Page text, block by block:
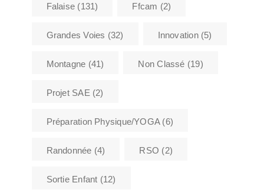
Falaise (131) Ffcam (2)
Grandes Voies (32) Innovation(5)
Montagne (41) Non Classé (19)
Projet SAE (2)
Préparation Physique/YOGA(6)
Randonnée (4) RSO (2)
Sortie Enfant (12)